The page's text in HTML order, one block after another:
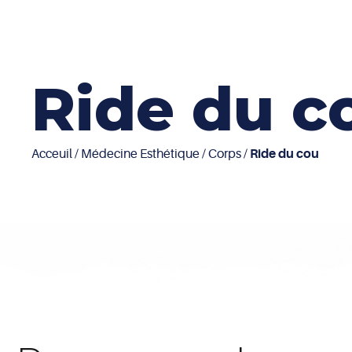
Ride du
Acceuil/ Médecine Esthétique/Corps/ Ride du cou